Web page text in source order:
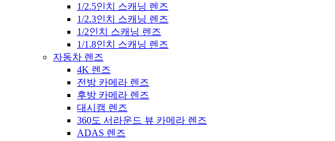
1/2.5인치 스캐닝 렌즈
1/2.3인치 스캐닝 렌즈
1/2인치 스캐닝 렌즈
1/1.8인치 스캐닝 렌즈
자동차 렌즈
4K 렌즈
전방 카메라 렌즈
후방 카메라 렌즈
대시캠 렌즈
360도 서라운드 뷰 카메라 렌즈
ADAS 렌즈